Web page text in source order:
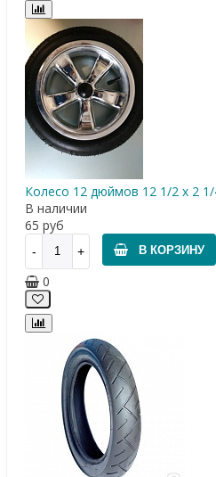
Колесо 12 дюймов 12 1/2 x 2
В наличии
65 руб
В КОРЗИНУ
0